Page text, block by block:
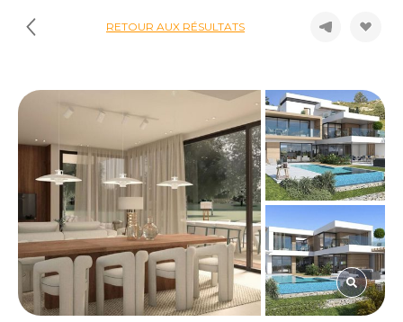
RETOUR AUX RÉSULTATS